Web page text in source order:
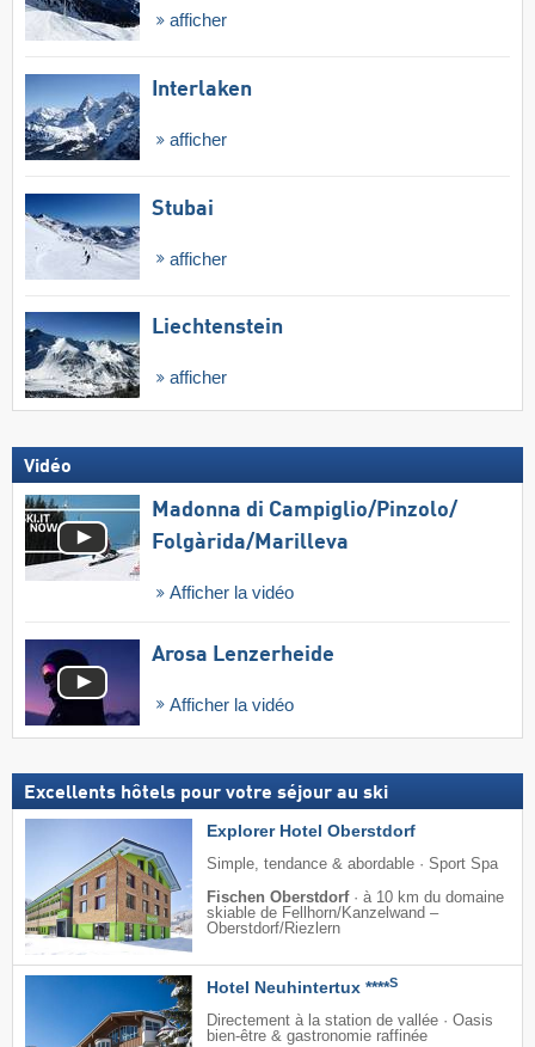
afficher
Interlaken
afficher
Stubai
afficher
Liechtenstein
afficher
Vidéo
Madonna di Campiglio/​Pinzolo/​
Folgàrida/​Marilleva
Afficher la vidéo
Arosa Lenzerheide
Afficher la vidéo
Excellents hôtels pour votre séjour au ski
Explorer Hotel Oberstdorf
Simple, tendance & abordable · Sport Spa
Fischen Oberstdorf· à 10 km du domaine
skiable de Fellhorn/​Kanzelwand –
Oberstdorf/​Riezlern
Hotel Neuhintertux ****S
Directement à la station de vallée · Oasis
bien-être & gastronomie raffinée